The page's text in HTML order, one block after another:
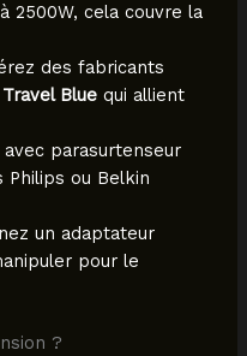
2500W, cela couvre la
des fabricants
Travel Bluequi allient
parasurtenseur
ou Belkin
un adaptateur
pour le
?